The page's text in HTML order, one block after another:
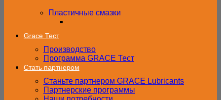
Пластичные смазки
Grace Тест
Производство
Программа GRACE Тест
Стать партнером
Станьте партнером GRACE Lubricants
Партнерские программы